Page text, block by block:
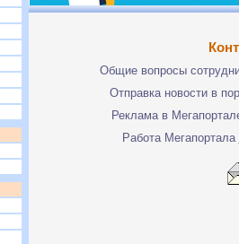
Общие вопросы
Отправка новости в
Реклама в
Работа Мегапортала